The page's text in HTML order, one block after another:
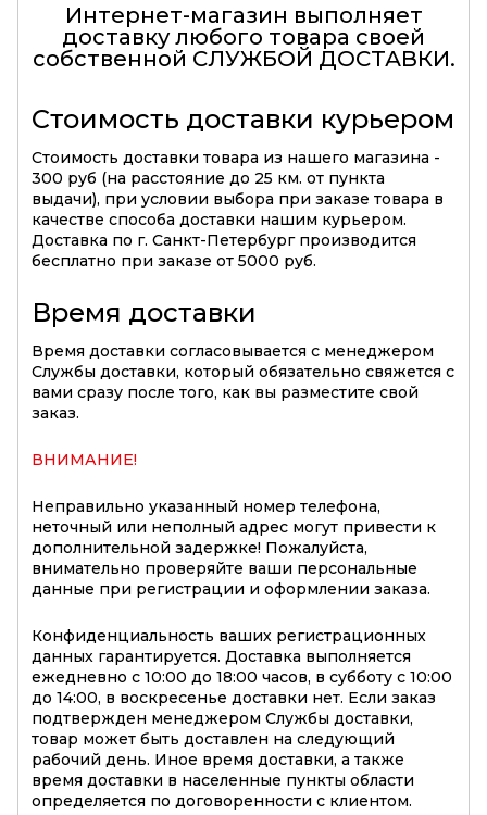
Интернет-магазин выполняет
доставку любого товара своей
собственной СЛУЖБОЙ ДОСТАВКИ.
Стоимость доставки курьером
Стоимость доставки товара из нашего магазина -
300 руб (на расстояние до 25 км. от пункта
выдачи), при условии выбора при заказе товара в
качестве способа доставки нашим курьером.
Доставка по г. Санкт-Петербург производится
бесплатно при заказе от 5000 руб.
Время доставки
Время доставки согласовывается с менеджером
Службы доставки, который обязательно свяжется с
вами сразу после того, как вы разместите свой
заказ.
ВНИМАНИЕ!
Неправильно указанный номер телефона,
неточный или неполный адрес могут привести к
дополнительной задержке! Пожалуйста,
внимательно проверяйте ваши персональные
данные при регистрации и оформлении заказа.
Конфиденциальность ваших регистрационных
данных гарантируется. Доставка выполняется
ежедневно с 10:00 до 18:00 часов, в субботу с 10:00
до 14:00, в воскресенье доставки нет. Если заказ
подтвержден менеджером Службы доставки,
товар может быть доставлен на следующий
рабочий день. Иное время доставки, а также
время доставки в населенные пункты области
определяется по договоренности с клиентом.